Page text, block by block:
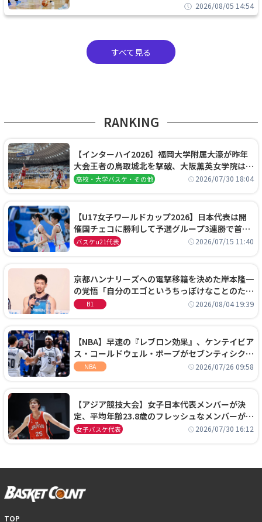
2026/08/05 14:54
すべて見る
RANKING
【インターハイ2026】福岡大学附属大濠が昨年
大会王者の鳥取城北を撃破、大阪薫英女学院は岐
阜女子に完勝、大会3日目試合結果
高校・大学バスケ・その他 2026/07/30 18:04
【U17女子ワールドカップ2026】日本代表は開
催国チェコに勝利して予選グループ3連勝で首位
通過！準々決勝の相手はエジプトに決定
バスケu21代表 2026/07/15 11:40
京都ハンナリーズへの電撃移籍を決めた岸本隆一
の覚悟「自分のエゴというちっぽけなことのため
に、京都に来たわけではない」
B1 2026/08/04 19:39
【NBA】早速の『レブロン効果』、ケンテイビア
ス・コールドウェル・ポープがセブンティシクサ
ーズに1年契約で加入
NBA 2026/07/26 09:58
【アジア競技大会】女子日本代表メンバーが決
定、平均年齢23.8歳のフレッシュなメンバーが日
本開催の大舞台で頂点を狙う
女子バスケ代表 2026/07/30 16:12
TOP